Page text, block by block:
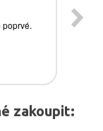
zakoupit: